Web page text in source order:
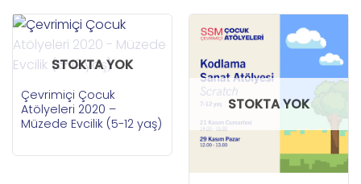
STOKTA YOK
Çevrimiçi Çocuk
Atölyeleri 2020 –
Müzede Evcilik (5-12 yaş)
STOKTA YOK